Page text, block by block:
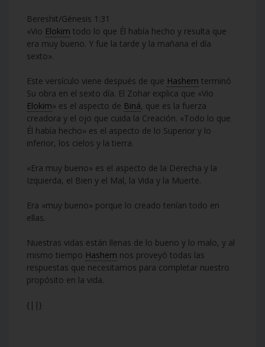
Bereshit/Génesis 1:31
«Vio Elokim todo lo que Él había hecho y resulta que
era muy bueno. Y fue la tarde y la mañana el día
sexto».
Este versículo viene después de que Hashem terminó
Su obra en el sexto día. El Zohar explica que «Vio
Elokim» es el aspecto de Biná, que es la fuerza
creadora y el ojo que cuida la Creación. «Todo lo que
Él había hecho» es el aspecto de lo Superior y lo
inferior, los cielos y la tierra.
«Era muy bueno» es el aspecto de la Derecha y la
Izquierda, el Bien y el Mal, la Vida y la Muerte.
Era «muy bueno» porque lo creado tenían todo en
ellas.
Nuestras vidas están llenas de lo bueno y lo malo, y al
mismo tiempo Hashem nos proveyó todas las
respuestas que necesitamos para completar nuestro
propósito en la vida.
{||}